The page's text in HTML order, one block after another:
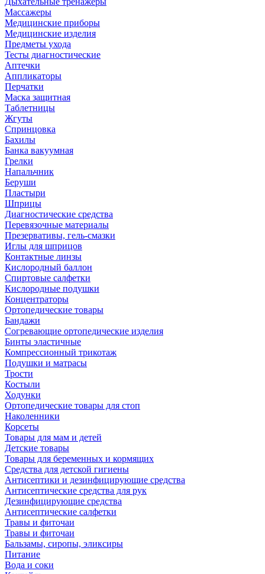
Массажеры
Медицинские приборы
Медицинские изделия
Предметы ухода
Тесты диагностические
Аптечки
Аппликаторы
Перчатки
Маска защитная
Таблетницы
Жгуты
Спринцовка
Бахилы
Банка вакуумная
Грелки
Напальчник
Беруши
Пластыри
Шприцы
Диагностические средства
Перевязочные материалы
Презервативы, гель-смазки
Иглы для шприцов
Контактные линзы
Кислородный баллон
Спиртовые салфетки
Кислородные подушки
Концентраторы
Ортопедические товары
Бандажи
Согревающие ортопедические изделия
Бинты эластичные
Компрессионный трикотаж
Подушки и матрасы
Трости
Костыли
Ходунки
Ортопедические товары для стоп
Наколенники
Корсеты
Товары для мам и детей
Детские товары
Товары для беременных и кормящих
Средства для детской гигиены
Антисептики и дезинфицирующие средства
Антисептические средства для рук
Дезинфицирующие средства
Антисептические салфетки
Травы и фиточаи
Травы и фиточаи
Бальзамы, сиропы, эликсиры
Питание
Вода и соки